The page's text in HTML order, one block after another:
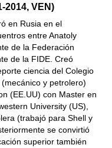
2014, VEN)
en Rusia en el
entre Anatoly
de la Federación
de la FIDE. Creó
ciencia del Colegio
y petrolero)
(EE.UU) con Master en
University (US),
(trabajó para Shell y
se convirtió
superior también